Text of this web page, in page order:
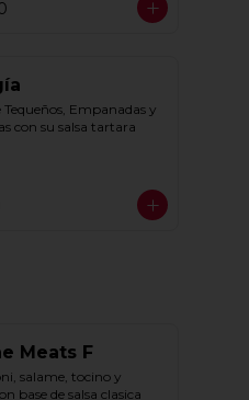
Tequeños, Empanadas y
con su salsa tartara
Meats F
salame, tocino y
base de salsa clasica